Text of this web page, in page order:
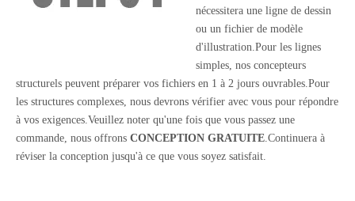
nécessitera une ligne de dessin
ou un fichier de modèle
d'illustration.Pour les lignes
simples, nos concepteurs
structurels peuvent préparer vos fichiers en 1 à 2 jours ouvrables.Pour
les structures complexes, nous devrons vérifier avec vous pour répondre
à vos exigences.Veuillez noter qu'une fois que vous passez une
commande, nous offrons CONCEPTION GRATUITE.Continuera à
réviser la conception jusqu'à ce que vous soyez satisfait.